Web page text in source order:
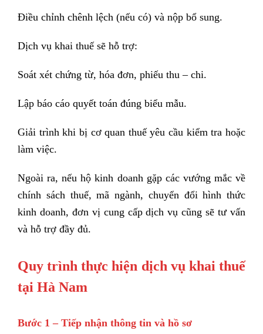
Điều chỉnh chênh lệch (nếu có) và nộp bổ sung.
Dịch vụ khai thuế sẽ hỗ trợ:
Soát xét chứng từ, hóa đơn, phiếu thu – chi.
Lập báo cáo quyết toán đúng biểu mẫu.
Giải trình khi bị cơ quan thuế yêu cầu kiểm tra hoặc
làm việc.
Ngoài ra, nếu hộ kinh doanh gặp các vướng mắc về
chính sách thuế, mã ngành, chuyển đổi hình thức
kinh doanh, đơn vị cung cấp dịch vụ cũng sẽ tư vấn
và hỗ trợ đầy đủ.
Quy trình thực hiện dịch vụ khai thuế
tại Hà Nam
Bước 1 – Tiếp nhận thông tin và hồ sơ